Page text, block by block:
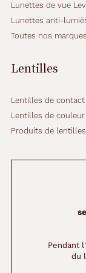
Lunettes de vue
Lunettes anti-
Toutes nos marques
Lentilles
Lentilles de contact
Lentilles de couleur
Produits de lentilles
Pendant
du